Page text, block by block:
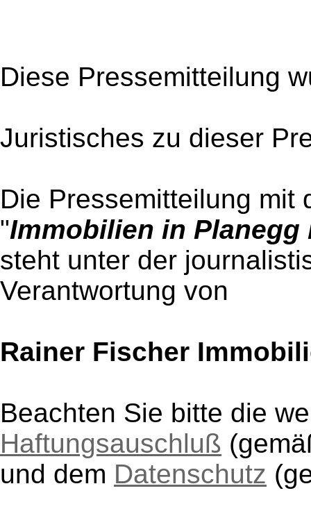
Diese Pressemitteilung
Juristisches zu dieser
Die Pressemitteilung mit
"Immobilien in Planegg
steht unter der
Verantwortung von
Rainer Fischer
Beachten Sie bitte die
Haftungsauschluß
und dem Datenschutz